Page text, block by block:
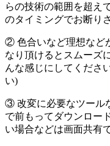
らの技術の範囲を超え
のタイミングでお断り
② 色合いなど理想など
なり頂けるとスムーズ
んな感じにしてくださ
い)
③ 改変に必要なツール
で前もってダウンロー
い場合などは画面共有